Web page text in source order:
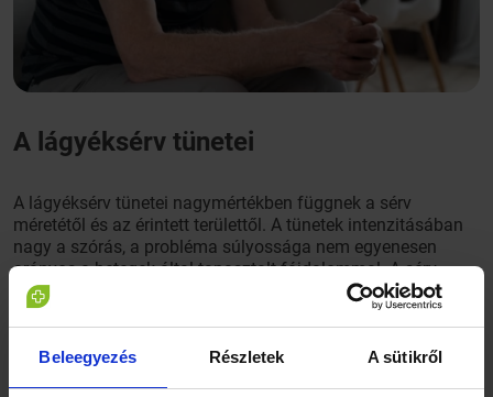
Beleegyezés Részletek A sütikről
A lágyéksérv tünetei
A lágyéksérv tünetei nagymértékben függnek a sérv
méretétől és az érintett területtől. A tünetek intenzitásában
nagy a szórás, a probléma súlyossága nem egyenesen
arányos a betegek által tapasztalt fájdalommal. A sérv
tünetei leggyakrabban az alábbi módokon jelentkeznek:
Jellemző a lágyéki részen megjelenő dudor. Ez a
kitüremkedés rugalmas, és fekvő helyzetben gyakran
kisebbé válik vagy el is tűnik, ezzel együtt a sérvkapu a